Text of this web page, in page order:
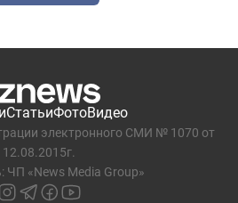
СтатьиФотоВидео
электронного СМИ № 1070 от
12.08.2015г.
ЧП «News Media Group»